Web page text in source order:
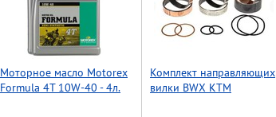
Моторное масло Motorex
Formula 4T 10W-40 - 4л.
Комплект направляющих
вилки BWX KTM